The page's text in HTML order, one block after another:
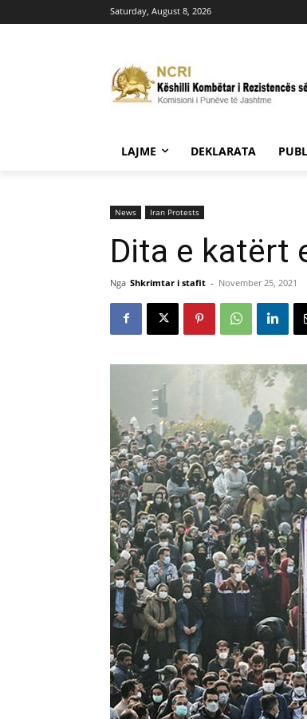
Saturday, August 8, 2026
LAJME DEKLARATA
News Iran Protests
Dita e katërt
Nga Shkrimtar i stafit - November 25, 2021